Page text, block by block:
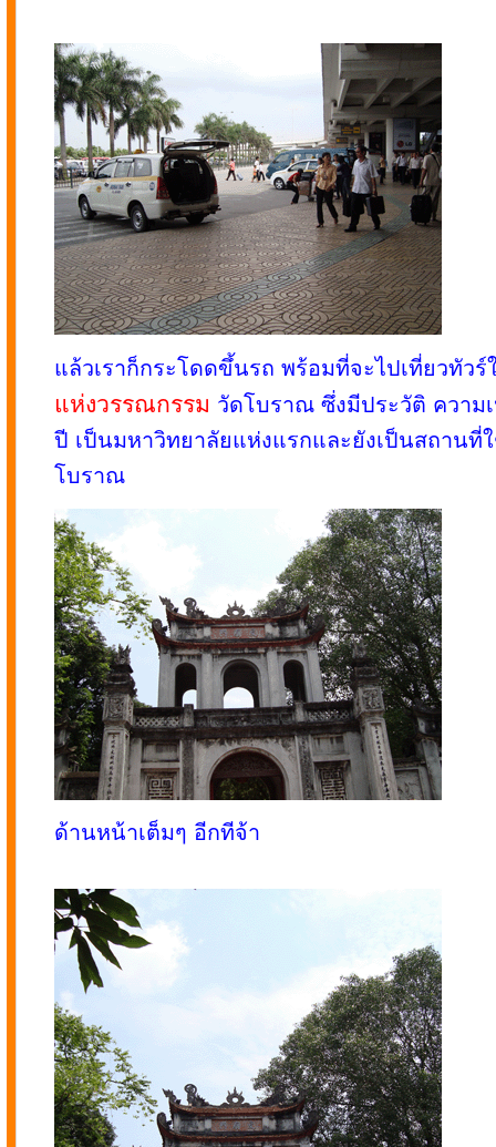
แล้วเราก็กระโดดขึ้นรถ พร้อมที่จะไปเที่ยวทัว
แห่งวรรณกรรม วัดโบราณ ซึ่งมีประวัติ ความ
ปี เป็นมหาวิทยาลัยแห่งแรกและยังเป็นสถานที่
โบราณ
ด้านหน้าเต็มๆ อีกทีจ้า